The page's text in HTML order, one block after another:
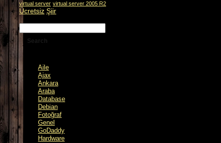
virtual server virtual server 2005 R2
Ücretsiz Şiir
Aile
Ajax
Ankara
Araba
Database
Debian
Fotoğraf
Genel
GoDaddy
Hardware